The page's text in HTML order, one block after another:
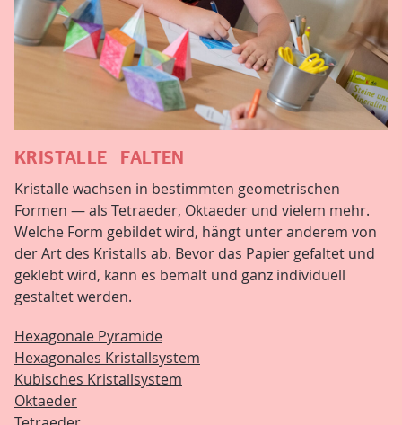
KRISTALLE FALTEN
Kristalle wachsen in bestimmten geometrischen
Formen — als Tetraeder, Oktaeder und vielem mehr.
Welche Form gebildet wird, hängt unter anderem von
der Art des Kristalls ab. Bevor das Papier gefaltet und
geklebt wird, kann es bemalt und ganz individuell
gestaltet werden.
Hexagonale Pyramide
Hexagonales Kristallsystem
Kubisches Kristallsystem
Oktaeder